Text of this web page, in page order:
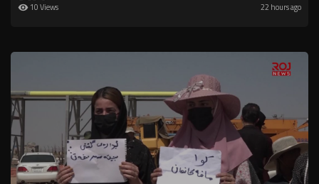
10 Views 22 hours ago